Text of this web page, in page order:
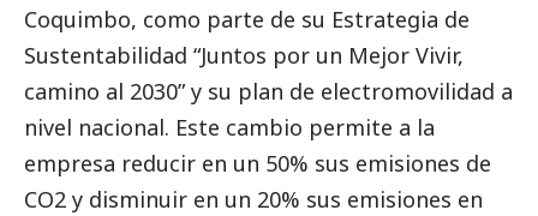
Coquimbo, como parte de su Estrategia de
Sustentabilidad “Juntos por un Mejor Vivir,
camino al 2030” y su plan de electromovilidad a
nivel nacional. Este cambio permite a la
empresa reducir en un 50% sus emisiones de
CO2 y disminuir en un 20% sus emisiones en